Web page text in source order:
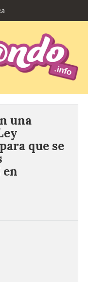
una
que se
en